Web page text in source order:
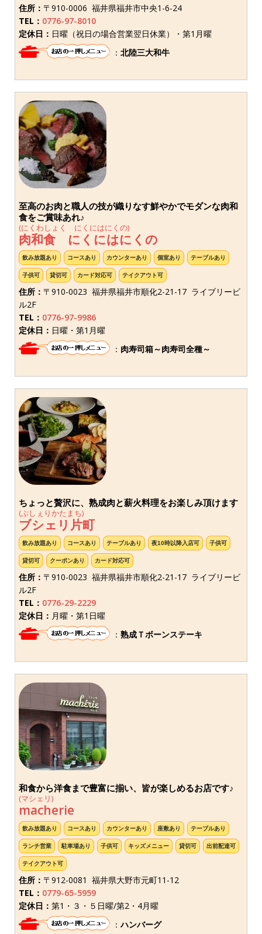
住所： 〒910-0006 福井県福井市中央1-6-24
TEL： 0776-97-8010
定休日： 日曜（祝日の場合営業翌日休業）・第1月曜
： 北陸三大和牛
至高のお肉と職人の技が織りなす鮮やかでモダンな肉和
食をご賞味あれ♪
(にくわしょく にくにはにくの)
肉和食 にくにはにくの
飲み放題あり コースあり カウンターあり 個室あり テーブルあり
子供可 貸切可 カード対応可 テイクアウト可
住所： 〒910-0023 福井県福井市順化2-21-17 ライブリービ
ル2F
TEL： 0776-97-9986
定休日： 日曜・第1月曜
： 肉寿司箱～肉寿司全種～
ちょっと贅沢に、熟成肉と薪火料理をお楽しみ頂けます
(ぶしぇりかたまち)
ブシェリ片町
飲み放題あり コースあり テーブルあり 夜10時以降入店可 子供可
貸切可 クーポンあり カード対応可
住所： 〒910-0023 福井県福井市順化2-21-17 ライブリービ
ル2F
TEL： 0776-29-2229
定休日： 月曜・第1日曜
： 熟成Ｔボーンステーキ
和食から洋食まで豊富に揃い、皆が楽しめるお店です♪
(マシェリ)
macherie
飲み放題あり コースあり カウンターあり 座敷あり テーブルあり
ランチ営業 駐車場あり 子供可 キッズメニュー 貸切可 出前配達可
テイクアウト可
住所： 〒912-0081 福井県大野市元町11-12
TEL： 0779-65-5959
定休日： 第1・３・５日曜/第2・4月曜
：ハンバーグ